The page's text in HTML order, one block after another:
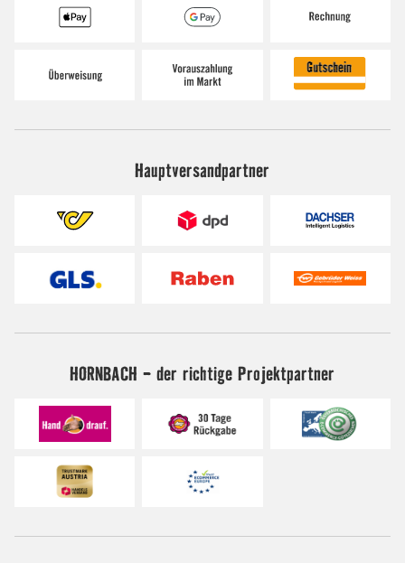
Hauptversandpartner
HORNBACH - der richtige Projektpartner